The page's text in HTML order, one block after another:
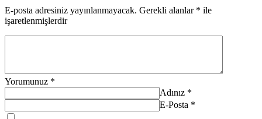
E-posta adresiniz yayınlanmayacak. Gerekli alanlar * ile
işaretlenmişlerdir
Yorumunuz *
Adınız *
E-Posta *